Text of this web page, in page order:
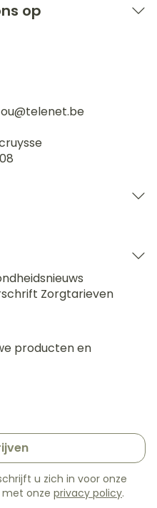
op
telenet.be
Zorgtarieven
producten en
u zich in voor onze
onze privacy policy.